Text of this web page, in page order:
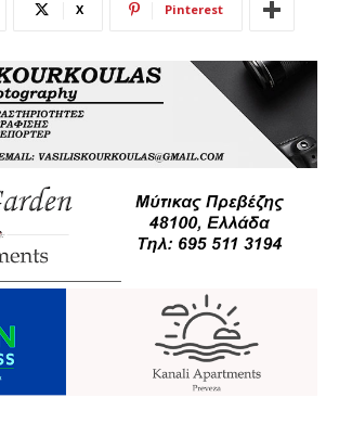
X Pinterest